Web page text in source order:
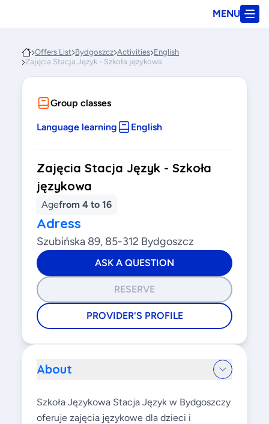
MENU
Offers List Bydgoszcz Activities English
Zajęcia Stacja Język - Szkoła językowa
Group classes
Language learning English
Zajęcia Stacja Język - Szkoła
językowa
Agefrom 4 to 16
Adress
Szubińska 89, 85-312 Bydgoszcz
ASK A QUESTION
RESERVE
PROVIDER'S PROFILE
About
Szkoła Językowa Stacja Język w Bydgoszczy
oferuje zajęcia językowe dla dzieci i